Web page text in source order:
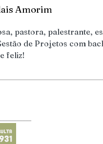
Amorim
pastora, palestrante,
de Projetos com
feliz!